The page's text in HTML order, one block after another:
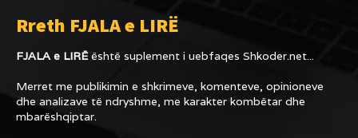
Rreth FJALA e LIRË
FJALA e LIRËështë suplement i uebfaqes Shkoder.net...
Merret me publikimin e shkrimeve, komenteve, opinioneve
dhe analizave të ndryshme, me karakter kombëtar dhe
mbarëshqiptar.